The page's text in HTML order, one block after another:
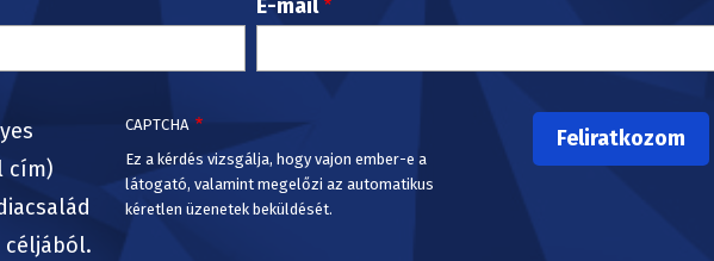
E-mail
cím)
céljából.
CAPTCHA
Ez a kérdés vizsgálja, hogy vajon ember-e a
látogató, valamint megelőzi az automatikus
kéretlen üzenetek beküldését.